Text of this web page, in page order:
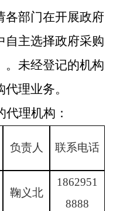
各部门在开展政府
自主选择政府采购
。未经登记的机构
代理业务。
代理机构：
负责人 联系电话
鞠义北
1862951
8888